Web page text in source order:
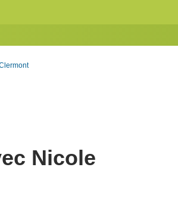
Nicole